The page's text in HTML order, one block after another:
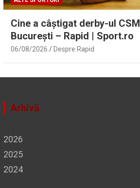
Cine a câștigat derby-ul CSM
București – Rapid | Sport.ro
06/08/2026 Despre Rapid
Arhivă
2026
2025
2024